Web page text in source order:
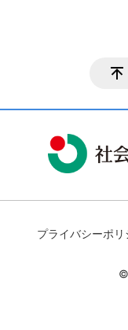
プライバシーポリ
©